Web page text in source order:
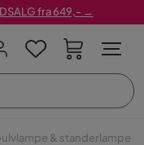
fra 649,- →
& standerlampe